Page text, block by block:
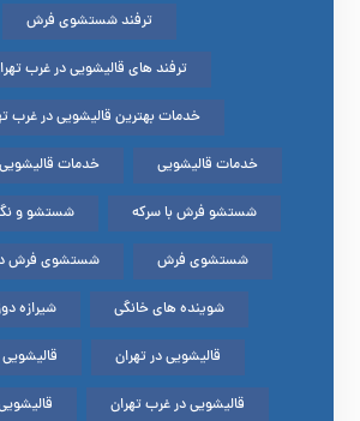
ترفند شستشوی فرش
ترفند های قالیشویی در غرب
خدمات بهترین قالیشویی در غرب
خدمات قالیشویی خدمات
شستشو فرش با سرکه شستشو و
شستشوی فرش شستشوی فرش
شوینده های خانگی شیرازه
قالیشویی در تهران
قالیشویی در غرب تهران